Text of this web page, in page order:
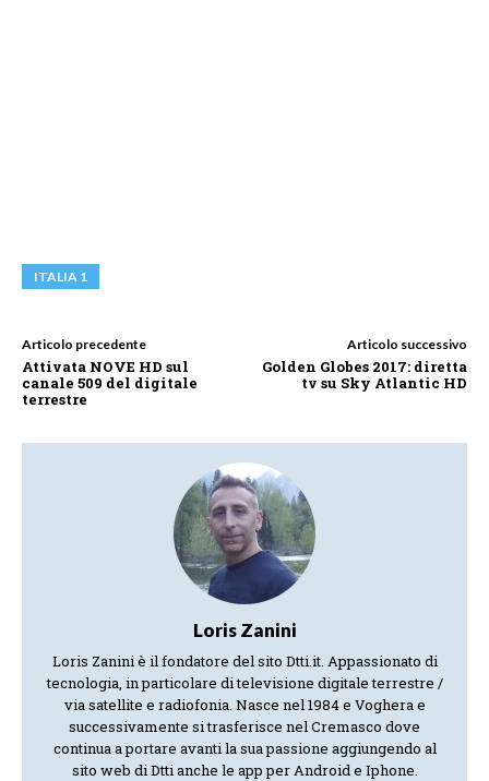
ITALIA 1
Articolo precedente
Attivata NOVE HD sul
canale 509 del digitale
terrestre
Articolo successivo
Golden Globes 2017: diretta
tv su Sky Atlantic HD
Loris Zanini
Loris Zanini è il fondatore del sito Dtti.it. Appassionato di
tecnologia, in particolare di televisione digitale terrestre /
via satellite e radiofonia. Nasce nel 1984 e Voghera e
successivamente si trasferisce nel Cremasco dove
continua a portare avanti la sua passione aggiungendo al
sito web di Dtti anche le app per Android e Iphone.